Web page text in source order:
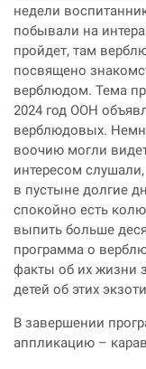
недели
побывали на
пройдет, там
посвящено
верблюдом. Тема
2024 год ООН
верблюдовых.
воочию могли
интересом
в пустыне долгие
спокойно есть
выпить больше
программа о
факты об их жизни
детей об этих
В завершении
аппликацию –